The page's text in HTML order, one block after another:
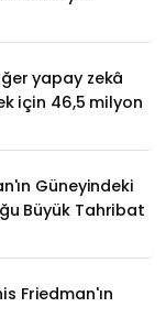
yapay zekâ
için 46,5 milyon
Güneyindeki
Büyük Tahribat
Friedman'ın